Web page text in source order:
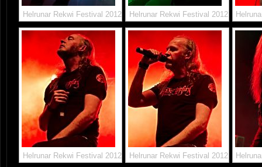
Helrunar Rekwi Festival 2012 Helrunar Rekwi Festival 2012
Helrunar Rekwi Festival 2012 Helrunar Rekwi Festival 2012